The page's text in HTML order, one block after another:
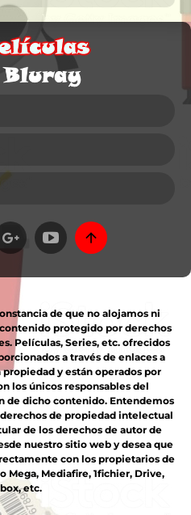
de que no alojamos ni
protegido por derechos
Películas, Series, etc. ofrecidos
a través de enlaces a
y están operados por
los únicos responsables del
de dicho contenido. Entendemos
de propiedad intelectual
de los derechos de autor de
nuestro sitio web y desea que
con los propietarios de
Mega, Mediafire, 1fichier, Drive,
etc.